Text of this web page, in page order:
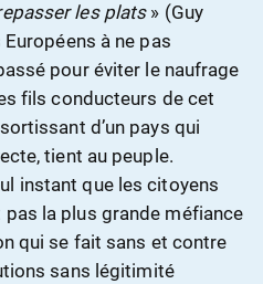
les plats» (Guy
à ne pas
pour éviter le naufrage
fils conducteurs de cet
d’un pays qui
tient au peuple.
instant que les citoyens
la plus grande méfiance
qui se fait sans et contre
sans légitimité